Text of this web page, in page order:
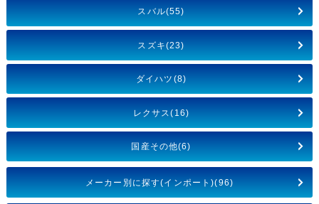
スバル(55)
スズキ(23)
ダイハツ(8)
レクサス(16)
国産その他(6)
メーカー別に探す(インポート)(96)